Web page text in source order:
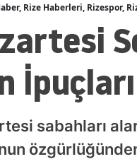
Rize Haberleri, Rizespor,
İpuçları
sabahları